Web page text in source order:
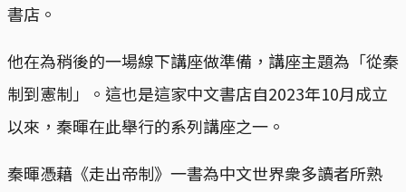
書店。
他在為稍後的一場線下講座做準備，講座主題為「從秦
制到憲制」。這也是這家中文書店自2023年10月成立
以來，秦暉在此舉行的系列講座之一。
秦暉憑藉《走出帝制》一書為中文世界衆多讀者所熟